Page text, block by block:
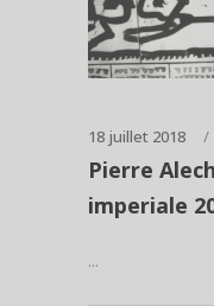
18 juillet 2018
Pierre
imperiale
...